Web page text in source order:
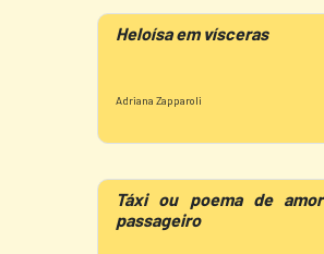
Heloísa em vísceras
Adriana Zapparoli
Táxi ou poema de amor
passageiro